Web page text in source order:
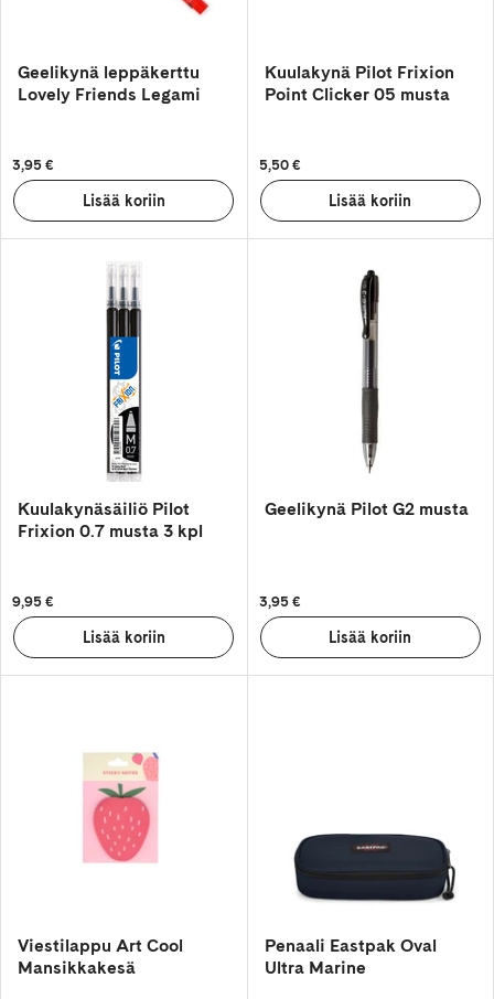
Geelikynä leppäkerttu
Lovely Friends Legami
3,95 €
Kuulakynä Pilot Frixion
Point Clicker 05 musta
5,50 €
Kuulakynäsäiliö Pilot
Frixion 0.7 musta 3 kpl
9,95 €
Geelikynä Pilot G2 musta
3,95 €
Viestilappu Art Cool
Mansikkakesä
Penaali Eastpak Oval
Ultra Marine